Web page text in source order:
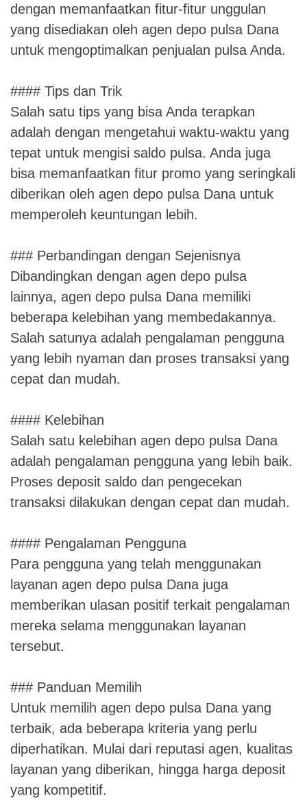
dengan memanfaatkan fitur-fitur unggulan
yang disediakan oleh agen depo pulsa Dana
untuk mengoptimalkan penjualan pulsa Anda.
#### Tips dan Trik
Salah satu tips yang bisa Anda terapkan
adalah dengan mengetahui waktu-waktu yang
tepat untuk mengisi saldo pulsa. Anda juga
bisa memanfaatkan fitur promo yang seringkali
diberikan oleh agen depo pulsa Dana untuk
memperoleh keuntungan lebih.
### Perbandingan dengan Sejenisnya
Dibandingkan dengan agen depo pulsa
lainnya, agen depo pulsa Dana memiliki
beberapa kelebihan yang membedakannya.
Salah satunya adalah pengalaman pengguna
yang lebih nyaman dan proses transaksi yang
cepat dan mudah.
#### Kelebihan
Salah satu kelebihan agen depo pulsa Dana
adalah pengalaman pengguna yang lebih baik.
Proses deposit saldo dan pengecekan
transaksi dilakukan dengan cepat dan mudah.
#### Pengalaman Pengguna
Para pengguna yang telah menggunakan
layanan agen depo pulsa Dana juga
memberikan ulasan positif terkait pengalaman
mereka selama menggunakan layanan
tersebut.
### Panduan Memilih
Untuk memilih agen depo pulsa Dana yang
terbaik, ada beberapa kriteria yang perlu
diperhatikan. Mulai dari reputasi agen, kualitas
layanan yang diberikan, hingga harga deposit
yang kompetitif.